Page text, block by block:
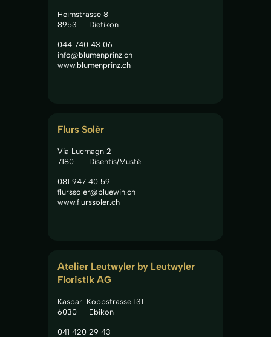
Heimstrasse 8
8953
Dietikon
044 740 43 06
info@blumenprinz.ch
www.blumenprinz.ch
Flurs Solèr
Via Lucmagn 2
7180
Disentis/Musté
081 947 40 59
flurssoler@bluewin.ch
www.flurssoler.ch
Atelier Leutwyler by Leutwyler
Floristik AG
Kaspar-Koppstrasse 131
6030
Ebikon
041 420 29 43